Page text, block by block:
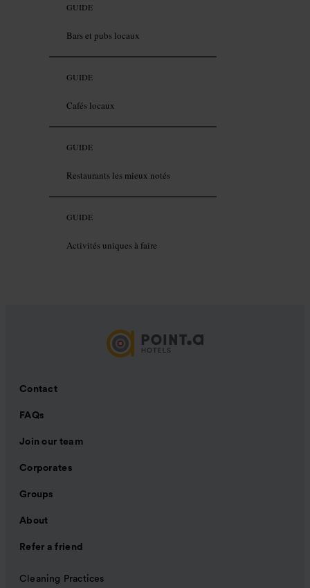
GUIDE
Bars et pubs locaux
GUIDE
Cafés locaux
GUIDE
Restaurants les mieux notés
GUIDE
Activités uniques à faire
Contact
FAQs
Join our team
Corporates
Groups
About
Refer a friend
Cleaning Practices